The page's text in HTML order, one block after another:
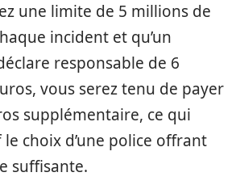
une limite de 5 millions de
incident et qu’un
responsable de 6
vous serez tenu de payer
supplémentaire, ce qui
choix d’une police offrant
suffisante.